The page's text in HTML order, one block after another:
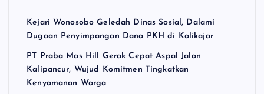
Kejari Wonosobo Geledah Dinas Sosial, Dalami
Dugaan Penyimpangan Dana PKH di Kalikajar
PT Praba Mas Hill Gerak Cepat Aspal Jalan
Kalipancur, Wujud Komitmen Tingkatkan
Kenyamanan Warga